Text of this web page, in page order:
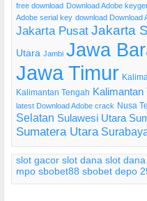
free download Download Adobe
Adobe serial key download Download
Jakarta Pusat Jakarta
Utara Jambi Jawa
Jawa Timur
Kalimantan Tengah Kalimantan
latest Download Adobe crack Nusa
Selatan Sulawesi Utara
Sumatera Utara
slot gacor slot dana slot dana
mpo sbobet88 sbobet depo